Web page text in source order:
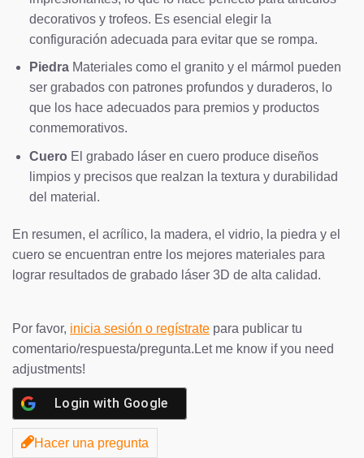
decorativos y trofeos. Es esencial elegir la
configuración adecuada para evitar que se rompa.
PiedraMateriales como el granito y el mármol pueden
ser grabados con patrones profundos y duraderos, lo
que los hace adecuados para premios y productos
conmemorativos.
Cuero El grabado láser en cuero produce diseños
limpios y precisos que realzan la textura y durabilidad
del material.
En resumen, el acrílico, la madera, el vidrio, la piedra y el
cuero se encuentran entre los mejores materiales para
lograr resultados de grabado láser 3D de alta calidad.
Por favor, inicia sesión o regístrate para publicar tu
comentario/respuesta/pregunta.Let me know if you need
adjustments!
Login with Google
Hacer una pregunta